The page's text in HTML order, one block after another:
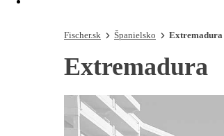
Fischer.sk Španielsko Extremadura
Extremadura